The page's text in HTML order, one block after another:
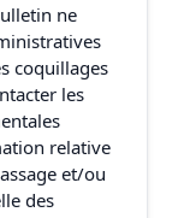
ne
coquillages
les
relative
et/ou
des